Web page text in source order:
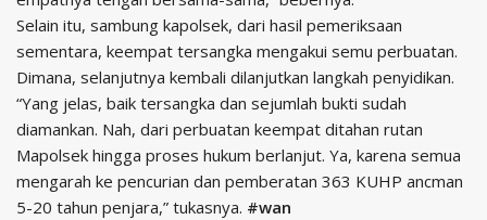
Selain itu, sambung kapolsek, dari hasil pemeriksaan
sementara, keempat tersangka mengakui semu perbuatan.
Dimana, selanjutnya kembali dilanjutkan langkah penyidikan.
“Yang jelas, baik tersangka dan sejumlah bukti sudah
diamankan. Nah, dari perbuatan keempat ditahan rutan
Mapolsek hingga proses hukum berlanjut. Ya, karena semua
mengarah ke pencurian dan pemberatan 363 KUHP ancman
5-20 tahun penjara,” tukasnya. #wan